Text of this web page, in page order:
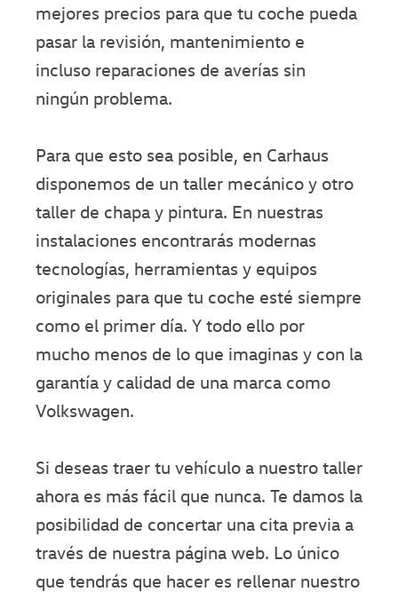
mejores precios para que tu coche pueda
pasar la revisión, mantenimiento e
incluso reparaciones de averías sin
ningún problema.
Para que esto sea posible, en Carhaus
disponemos de un taller mecánico y otro
taller de chapa y pintura. En nuestras
instalaciones encontrarás modernas
tecnologías, herramientas y equipos
originales para que tu coche esté siempre
como el primer día. Y todo ello por
mucho menos de lo que imaginas y con la
garantía y calidad de una marca como
Volkswagen.
Si deseas traer tu vehículo a nuestro taller
ahora es más fácil que nunca. Te damos la
posibilidad de concertar una cita previa a
través de nuestra página web. Lo único
que tendrás que hacer es rellenar nuestro